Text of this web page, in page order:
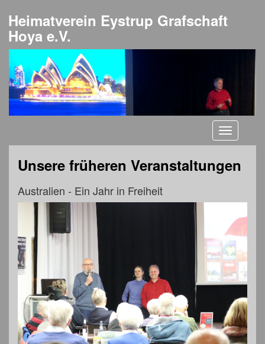
Heimatverein Eystrup Grafschaft
Hoya e.V.
Toggle
Unsere früheren Veranstaltungen
Australien - Ein Jahr in Freiheit